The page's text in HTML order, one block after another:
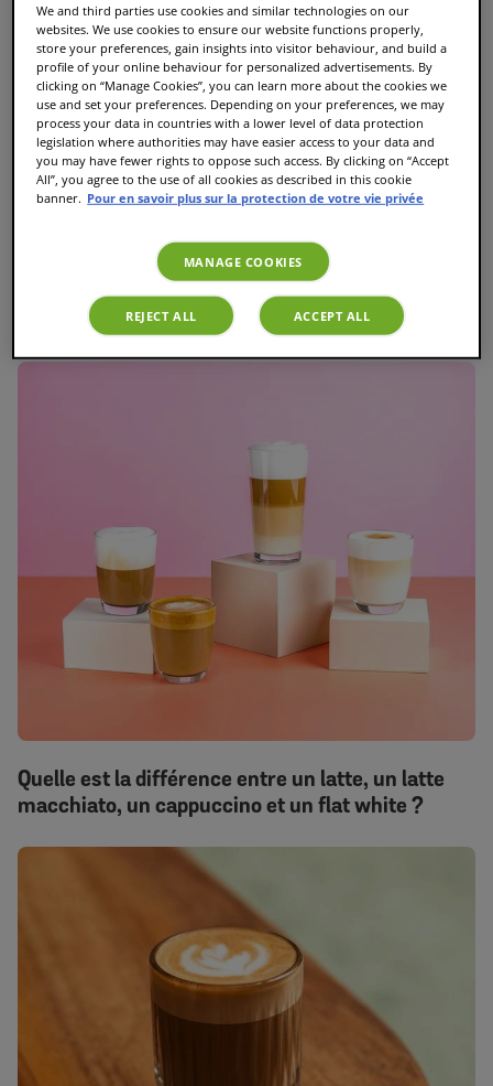
Le guide ultime des T Discs TASSIMO : Toutes les
variétés et les meilleures dosettes TASSIMO
Quelle est la différence entre un latte, un latte
macchiato, un cappuccino et un flat white ?
We and third parties use cookies and similar technologies on our
websites. We use cookies to ensure our website functions properly,
store your preferences, gain insights into visitor behaviour, and build a
profile of your online behaviour for personalized advertisements. By
clicking on “Manage Cookies”, you can learn more about the cookies we
use and set your preferences. Depending on your preferences, we may
process your data in countries with a lower level of data protection
legislation where authorities may have easier access to your data and
you may have fewer rights to oppose such access. By clicking on “Accept
All”, you agree to the use of all cookies as described in this cookie
banner. Pour en savoir plus sur la protection de votre vie privée
MANAGE COOKIES
REJECT ALL ACCEPT ALL